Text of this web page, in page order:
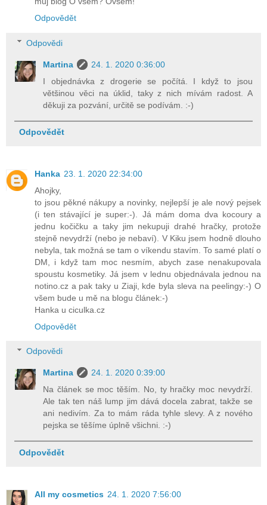
Odpovědět
Odpovědi
Martina
24. 1. 2020 0:36:00
I objednávka z drogerie se počítá. I když to jsou
většinou věci na úklid, taky z nich mívám radost. A
děkuji za pozvání, určitě se podívám. :-)
Odpovědět
Hanka 23. 1. 2020 22:34:00
Ahojky,
to jsou pěkné nákupy a novinky, nejlepší je ale nový pejsek
(i ten stávající je super:-). Já mám doma dva kocoury a
jednu kočičku a taky jim nekupuji drahé hračky, protože
stejně nevydrží (nebo je nebaví). V Kiku jsem hodně dlouho
nebyla, tak možná se tam o víkendu stavím. To samé platí o
DM, i když tam moc nesmím, abych zase nenakupovala
spoustu kosmetiky. Já jsem v lednu objednávala jednou na
notino.cz a pak taky u Ziaji, kde byla sleva na peelingy:-) O
všem bude u mě na blogu článek:-)
Hanka u ciculka.cz
Odpovědět
Odpovědi
Martina
24. 1. 2020 0:39:00
Na článek se moc těším. No, ty hračky moc nevydrží.
Ale tak ten náš lump jim dává docela zabrat, takže se
ani nedivím. Za to mám ráda tyhle slevy. A z nového
pejska se těšíme úplně všichni. :-)
Odpovědět
All my cosmetics 24. 1. 2020 7:56:00